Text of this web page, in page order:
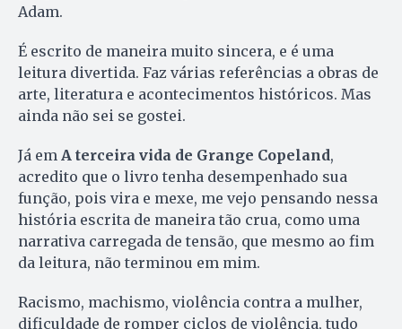
Adam.
É escrito de maneira muito sincera, e é uma
leitura divertida. Faz várias referências a obras de
arte, literatura e acontecimentos históricos. Mas
ainda não sei se gostei.
Já em A terceira vida de Grange Copeland,
acredito que o livro tenha desempenhado sua
função, pois vira e mexe, me vejo pensando nessa
história escrita de maneira tão crua, como uma
narrativa carregada de tensão, que mesmo ao fim
da leitura, não terminou em mim.
Racismo, machismo, violência contra a mulher,
dificuldade de romper ciclos de violência, tudo